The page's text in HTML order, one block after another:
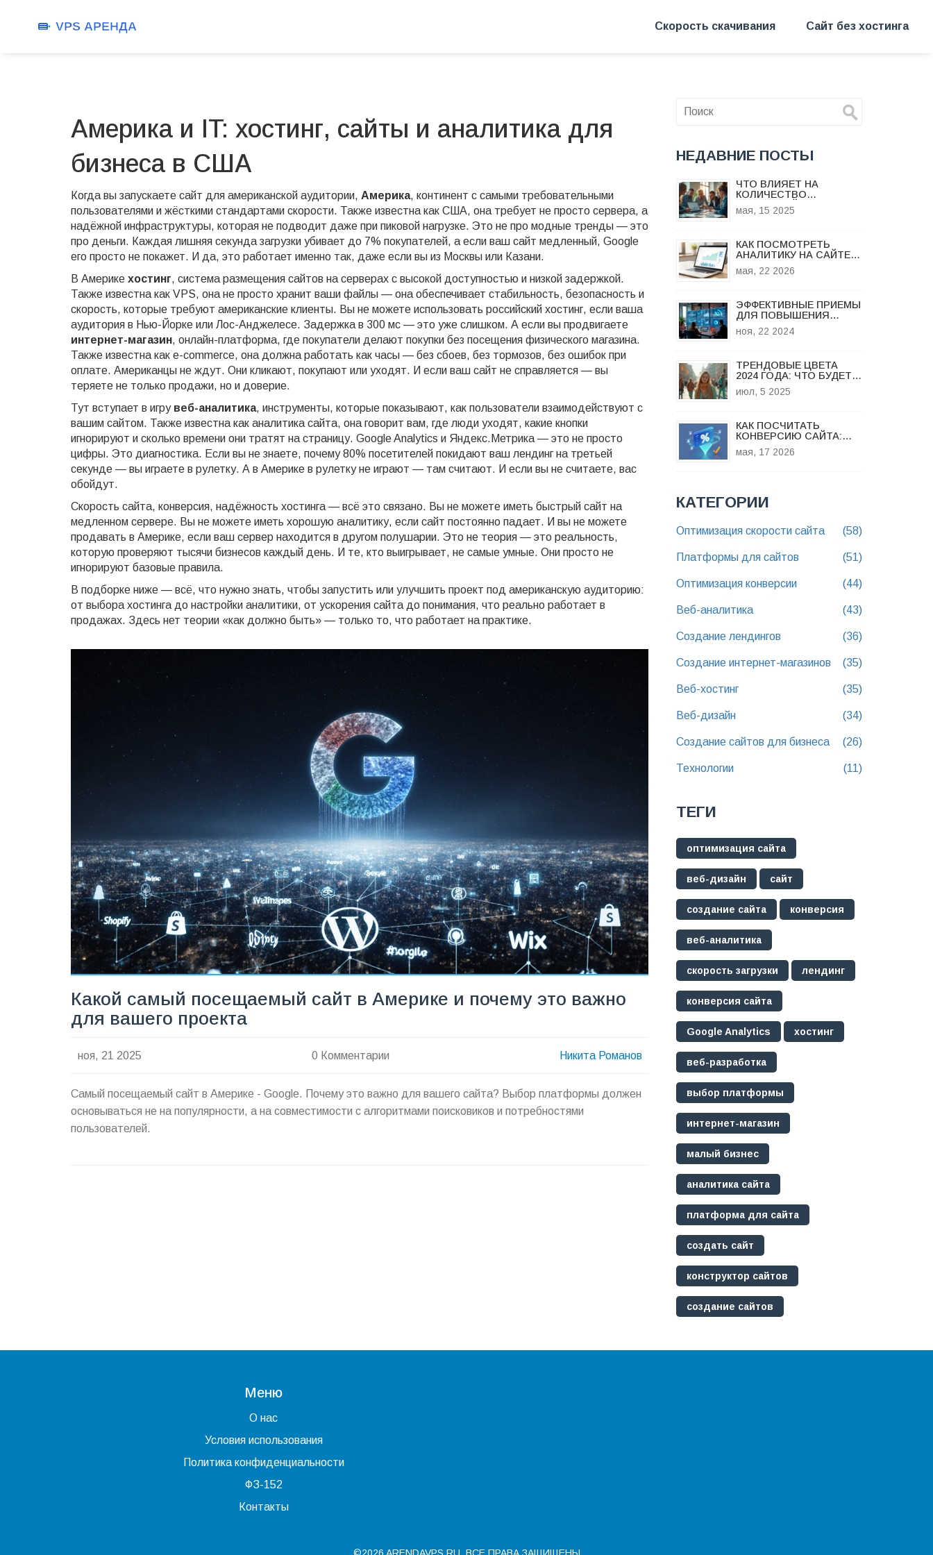
Скорость скачивания Сайт без хостинга
Америка и IT: хостинг, сайты и аналитика для
бизнеса в США
Когда вы запускаете сайт для американской аудитории, Америка, континент с самыми требовательными
пользователями и жёсткими стандартами скорости. Также известна как США, она требует не просто сервера, а
надёжной инфраструктуры, которая не подводит даже при пиковой нагрузке. Это не про модные тренды — это
про деньги. Каждая лишняя секунда загрузки убивает до 7% покупателей, а если ваш сайт медленный, Google
его просто не покажет. И да, это работает именно так, даже если вы из Москвы или Казани.
В Америке хостинг, система размещения сайтов на серверах с высокой доступностью и низкой задержкой.
Также известна как VPS, она не просто хранит ваши файлы — она обеспечивает стабильность, безопасность и
скорость, которые требуют американские клиенты. Вы не можете использовать российский хостинг, если ваша
аудитория в Нью-Йорке или Лос-Анджелесе. Задержка в 300 мс — это уже слишком. А если вы продвигаете
интернет-магазин, онлайн-платформа, где покупатели делают покупки без посещения физического магазина.
Также известна как e-commerce, она должна работать как часы — без сбоев, без тормозов, без ошибок при
оплате. Американцы не ждут. Они кликают, покупают или уходят. И если ваш сайт не справляется — вы
теряете не только продажи, но и доверие.
Тут вступает в игру веб-аналитика, инструменты, которые показывают, как пользователи взаимодействуют с
вашим сайтом. Также известна как аналитика сайта, она говорит вам, где люди уходят, какие кнопки
игнорируют и сколько времени они тратят на страницу. Google Analytics и Яндекс.Метрика — это не просто
цифры. Это диагностика. Если вы не знаете, почему 80% посетителей покидают ваш лендинг на третьей
секунде — вы играете в рулетку. А в Америке в рулетку не играют — там считают. И если вы не считаете, вас
обойдут.
Скорость сайта, конверсия, надёжность хостинга — всё это связано. Вы не можете иметь быстрый сайт на
медленном сервере. Вы не можете иметь хорошую аналитику, если сайт постоянно падает. И вы не можете
продавать в Америке, если ваш сервер находится в другом полушарии. Это не теория — это реальность,
которую проверяют тысячи бизнесов каждый день. И те, кто выигрывает, не самые умные. Они просто не
игнорируют базовые правила.
В подборке ниже — всё, что нужно знать, чтобы запустить или улучшить проект под американскую аудиторию:
от выбора хостинга до настройки аналитики, от ускорения сайта до понимания, что реально работает в
продажах. Здесь нет теории «как должно быть» — только то, что работает на практике.
Какой самый посещаемый сайт в Америке и почему это важно
для вашего проекта
ноя, 21 2025 0 Комментарии Никита Романов
Самый посещаемый сайт в Америке - Google. Почему это важно для вашего сайта? Выбор платформы должен
основываться не на популярности, а на совместимости с алгоритмами поисковиков и потребностями
пользователей.
НЕДАВНИЕ ПОСТЫ
ЧТО ВЛИЯЕТ НА
КОЛИЧЕСТВО
КОНВЕРСИЙ: ГЛАВНЫЕ
ФАКТОРЫ
мая, 15 2025
КАК ПОСМОТРЕТЬ
АНАЛИТИКУ НА САЙТЕ:
ПОШАГОВАЯ
ИНСТРУКЦИЯ ДЛЯ
мая, 22 2026
ЭФФЕКТИВНЫЕ ПРИЕМЫ
ДЛЯ ПОВЫШЕНИЯ
КОНВЕРСИИ ЛЕНДИНГА
ноя, 22 2024
ТРЕНДОВЫЕ ЦВЕТА
2024 ГОДА: ЧТО БУДЕТ В
МОДЕ И ПОЧЕМУ
июл, 5 2025
КАК ПОСЧИТАТЬ
КОНВЕРСИЮ САЙТА:
ФОРМУЛА, ПРИМЕРЫ И
ИНСТРУМЕНТЫ
мая, 17 2026
КАТЕГОРИИ
Оптимизация скорости сайта (58)
Платформы для сайтов (51)
Оптимизация конверсии (44)
Веб-аналитика (43)
Создание лендингов (36)
Создание интернет-магазинов (35)
Веб-хостинг (35)
Веб-дизайн (34)
Создание сайтов для бизнеса (26)
Технологии (11)
ТЕГИ
оптимизация сайта
веб-дизайн сайт
создание сайта конверсия
веб-аналитика
скорость загрузки лендинг
конверсия сайта
Google Analytics хостинг
веб-разработка
выбор платформы
интернет-магазин
малый бизнес
аналитика сайта
платформа для сайта
создать сайт
конструктор сайтов
создание сайтов
Меню
О нас
Условия использования
Политика конфиденциальности
ФЗ-152
Контакты